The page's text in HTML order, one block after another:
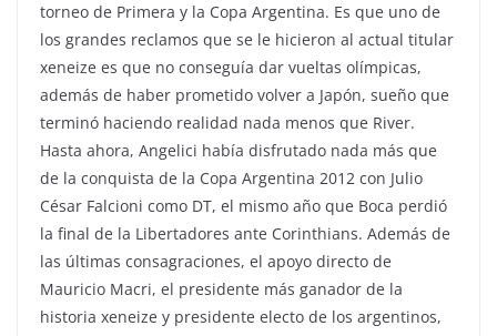
torneo de Primera y la Copa Argentina. Es que uno de
los grandes reclamos que se le hicieron al actual titular
xeneize es que no conseguía dar vueltas olímpicas,
además de haber prometido volver a Japón, sueño que
terminó haciendo realidad nada menos que River.
Hasta ahora, Angelici había disfrutado nada más que
de la conquista de la Copa Argentina 2012 con Julio
César Falcioni como DT, el mismo año que Boca perdió
la final de la Libertadores ante Corinthians. Además de
las últimas consagraciones, el apoyo directo de
Mauricio Macri, el presidente más ganador de la
historia xeneize y presidente electo de los argentinos,